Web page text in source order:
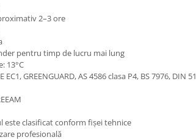
2–3 ore
pentru timp de lucru mai lung
13°C
GREENGUARD, AS 4586 clasa P4, BS 7976, DIN 51
este clasificat conform fișei tehnice
profesională